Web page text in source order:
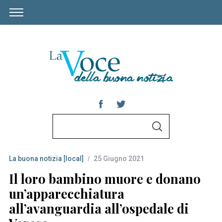
r
c
h
f
o
S
La buona notizia [local] 25 Giugno 2021
Il loro bambino muore e donano
un’apparecchiatura
all’avanguardia all’ospedale di